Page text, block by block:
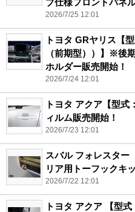
2026/7/25 12:01
トヨタ GRヤリス【
（前期型））】※後
ホルダー販売開始！
2026/7/24 12:01
トヨタ アクア【型式
ィルム販売開始！
2026/7/23 12:01
スバル フォレスター
リア用トーフックキ
2026/7/22 12:01
トヨタ アクア 【型